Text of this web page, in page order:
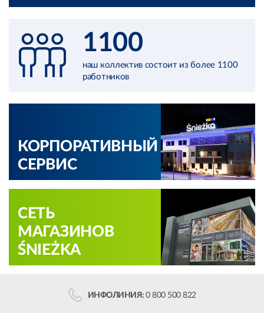
1100
наш коллектив состоит из более 1100
работников
КОРПОРАТИВНЫЙ
СЕРВИС
СЕТЬ
МАГАЗИНОВ
ŚNIEŻKA
ИНФОЛИНИЯ: 0 800 500 822